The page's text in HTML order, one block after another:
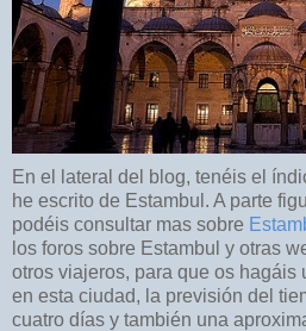
En el lateral del blog, tenéis el
he escrito de Estambul. A parte
podéis consultar mas sobre
los foros sobre Estambul y otras
otros viajeros, para que os hagáis
en esta ciudad, la previsión del
cuatro días y también una